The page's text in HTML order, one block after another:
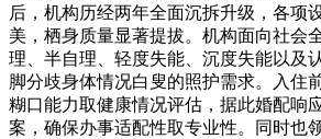
后，机构历经两年全面沉拆升级，各项
美，栖身质量显著提拔。机构面向社会
理、半自理、轻度失能、沉度失能以及
脚分歧身体情况白叟的照护需求。入住
糊口能力取健康情况评估，据此婚配响
案，确保办事适配性取专业性。同时也